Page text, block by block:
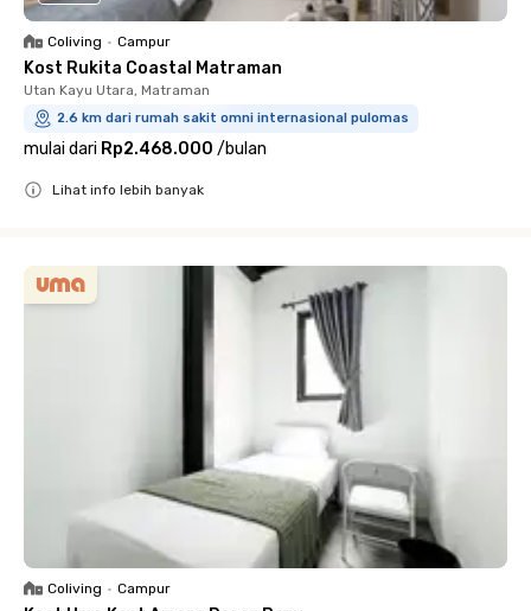
Coliving • Campur
Kost Rukita Coastal Matraman
Utan Kayu Utara, Matraman
2.6 km dari rumah sakit omni internasional pulomas
mulai dari Rp2.468.000 /bulan
Lihat info lebih banyak
Coliving • Campur